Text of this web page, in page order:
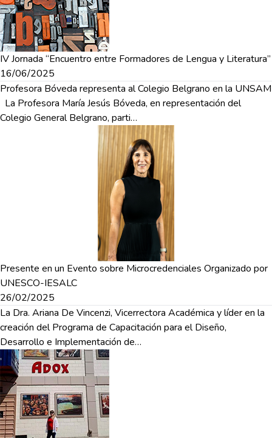
IV Jornada “Encuentro entre Formadores de Lengua y Literatura”
16/06/2025
Profesora Bóveda representa al Colegio Belgrano en la UNSAM
La Profesora María Jesús Bóveda, en representación del
Colegio General Belgrano, parti…
Presente en un Evento sobre Microcredenciales Organizado por
UNESCO-IESALC
26/02/2025
La Dra. Ariana De Vincenzi, Vicerrectora Académica y líder en la
creación del Programa de Capacitación para el Diseño,
Desarrollo e Implementación de…